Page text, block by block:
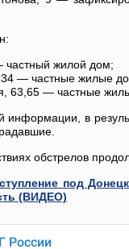
жилой дом;
— частные жилые
63,65 — частные
информации, в
обстрелов
под
(ВИДЕО)